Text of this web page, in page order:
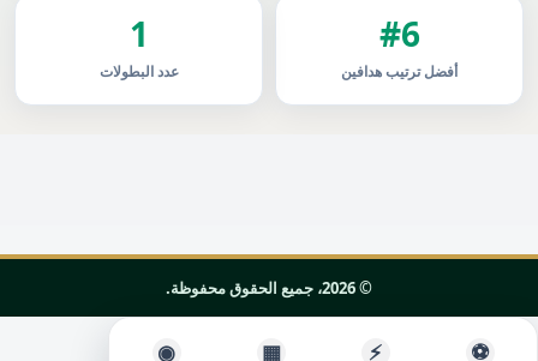
#6
أفضل ترتيب هدافين
1
عدد البطولات
© 2026، جميع الحقوق محفوظة.
⚽
⚡
▦
◉